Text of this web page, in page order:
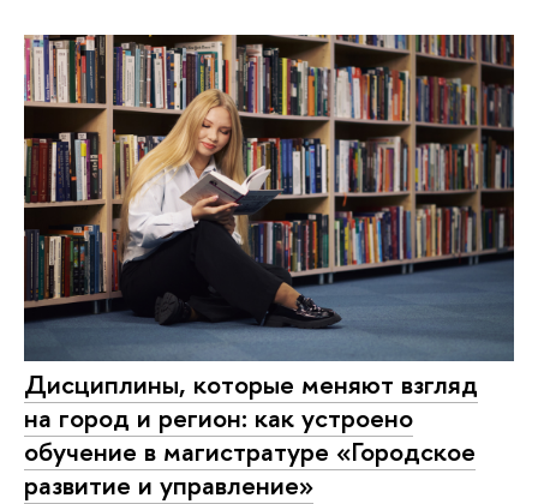
Дисциплины, которые меняют взгляд
на город и регион: как устроено
обучение в магистратуре «Городское
развитие и управление»